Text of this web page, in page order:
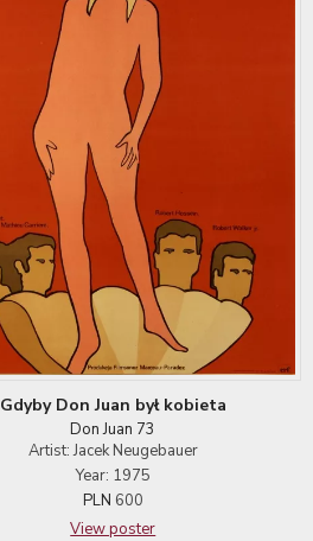
Gdyby Don Juan był kobieta
Don Juan 73
Artist: Jacek Neugebauer
Year: 1975
PLN 600
View poster